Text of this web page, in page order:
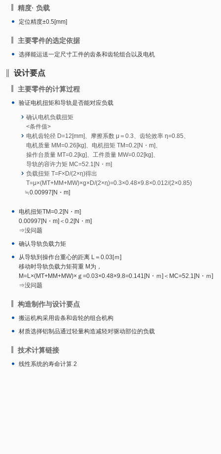
精度· 负载
定位精度±0.5[mm]
主要零件的选定依据
选择能运送一定尺寸工件的齿条和齿轮组合以及电机
设计要点
主要零件的计算过程
验证电机扭矩和导轨是否能对应负载
确认电机负载扭矩
<条件值>
电机齿轮径 D=12[mm]、摩擦系数 μ＝0.3、齿轮效率 η=0.85、
电机质量 MM=0.26[kg]、电机扭矩 TM=0.2[N・m]、
操作台质量 MT=0.2[kg]、工件质量 MW=0.02[kg]、
导轨的容许力矩 MC=52.1[N・m]
负载扭矩 T=F×D/(2×η)得出
T=μ×(MT+MM+MW)×g×D/(2×η)=0.3×0.48×9.8×0.012/(2×0.85)
≒0.00997[N・m]
电机扭矩TM=0.2[N・m]
0.00997[N・m]＜0.2[N・m]
⇒没问题
确认导轨负载力矩
从导轨到操作台重心的距离 L＝0.03[ｍ]
移动时导轨负载力矩荷重 M为，
M=L×(MT+MM+MW)×ｇ=0.03×0.48×9.8=0.141[N・ｍ]＜MC=52.1[N・ｍ]
⇒没问题
构造制作与设计要点
搬运机构采用齿条和齿轮的组合机构
材质选择铝制品通过轻量构造减轻对驱动部位的负载
技术计算链接
线性系统的寿命计算 2